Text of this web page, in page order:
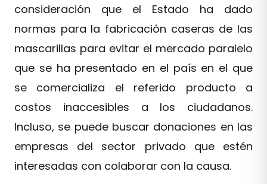
consideración que el Estado ha dado
normas para la fabricación caseras de las
mascarillas para evitar el mercado paralelo
que se ha presentado en el país en el que
se comercializa el referido producto a
costos inaccesibles a los ciudadanos.
Incluso, se puede buscar donaciones en las
empresas del sector privado que estén
interesadas con colaborar con la causa.